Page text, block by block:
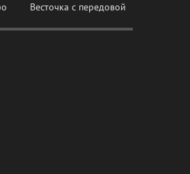
Весточка с передовой